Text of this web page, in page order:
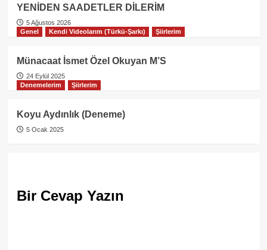
YENİDEN SAADETLER DİLERİM
5 Ağustos 2026
Genel
Kendi Videolarım (Türkü-Şarkı) Şiirlerim
Münacaat İsmet Özel Okuyan M’S
24 Eylül 2025
Denemelerim
Şiirlerim
Koyu Aydınlık (Deneme)
5 Ocak 2025
Bir Cevap Yazın